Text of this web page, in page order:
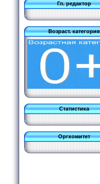
Гл. редактор
Возраст. категория
Статистика
Оргкомитет